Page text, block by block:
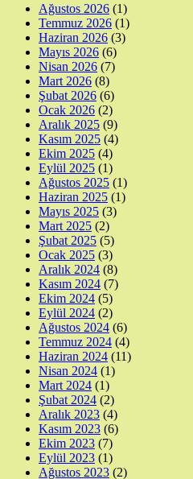
Ağustos 2026 (1)
Temmuz 2026 (1)
Haziran 2026 (3)
Mayıs 2026 (6)
Nisan 2026 (7)
Mart 2026 (8)
Şubat 2026 (6)
Ocak 2026 (2)
Aralık 2025 (9)
Kasım 2025 (4)
Ekim 2025 (4)
Eylül 2025 (1)
Ağustos 2025 (1)
Haziran 2025 (1)
Mayıs 2025 (3)
Mart 2025 (2)
Şubat 2025 (5)
Ocak 2025 (3)
Aralık 2024 (8)
Kasım 2024 (7)
Ekim 2024 (5)
Eylül 2024 (2)
Ağustos 2024 (6)
Temmuz 2024 (4)
Haziran 2024 (11)
Nisan 2024 (1)
Mart 2024 (1)
Şubat 2024 (2)
Aralık 2023 (4)
Kasım 2023 (6)
Ekim 2023 (7)
Eylül 2023 (1)
Ağustos 2023 (2)